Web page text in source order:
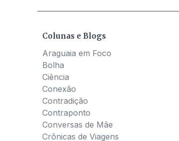
Colunas e Blogs
Araguaia em Foco
Bolha
Ciência
Conexão
Contradição
Contraponto
Conversas de Mãe
Crônicas de Viagens